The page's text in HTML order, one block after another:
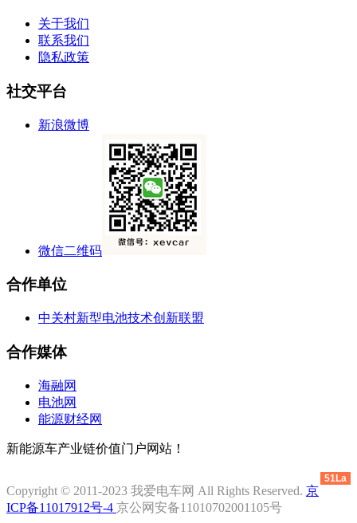
关于我们
联系我们
隐私政策
社交平台
新浪微博
微信二维码
合作单位
中关村新型电池技术创新联盟
合作媒体
海融网
电池网
能源财经网
新能源车产业链价值门户网站！
Copyright © 2011-2023 我爱电车网 All Rights Reserved. 京
ICP备11017912号-4 京公网安备11010702001105号
51La